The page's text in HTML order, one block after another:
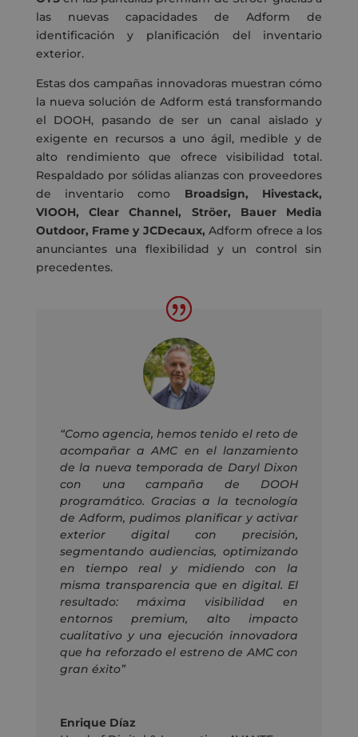
las nuevas capacidades de Adform de
identificación y planificación del inventario
exterior.
Estas dos campañas innovadoras muestran cómo
la nueva solución de Adform está transformando
el DOOH, pasando de ser un canal aislado y
exigente en recursos a uno ágil, medible y de
alto rendimiento que ofrece visibilidad total.
Respaldado por sólidas alianzas con proveedores
de inventario como Broadsign, Hivestack,
VIOOH, Clear Channel, Ströer, Bauer Media
Outdoor, Frame y JCDecaux, Adform ofrece a los
anunciantes una flexibilidad y un control sin
precedentes.
“Como agencia, hemos tenido el reto de
acompañar a AMC en el lanzamiento
de la nueva temporada de Daryl Dixon
con una campaña de DOOH
programático. Gracias a la tecnología
de Adform, pudimos planificar y activar
exterior digital con precisión,
segmentando audiencias, optimizando
en tiempo real y midiendo con la
misma transparencia que en digital. El
resultado: máxima visibilidad en
entornos premium, alto impacto
cualitativo y una ejecución innovadora
que ha reforzado el estreno de AMC con
gran éxito”
Enrique Díaz